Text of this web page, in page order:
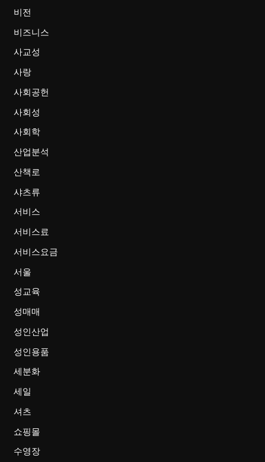
비전
비즈니스
사교성
사랑
사회공헌
사회성
사회학
산업분석
산책로
샤츠류
서비스
서비스료
서비스요금
서울
성교육
성매매
성인산업
성인용품
세분화
세일
셔츠
쇼핑몰
수영장